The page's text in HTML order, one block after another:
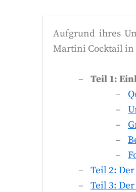
Aufgrund ihres
Martini Cocktail in
Teil 1:
Teil 2:
Teil 3: